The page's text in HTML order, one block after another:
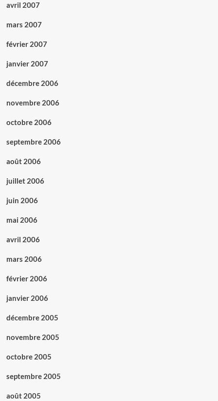
avril 2007
mars 2007
février 2007
janvier 2007
décembre 2006
novembre 2006
octobre 2006
septembre 2006
août 2006
juillet 2006
juin 2006
mai 2006
avril 2006
mars 2006
février 2006
janvier 2006
décembre 2005
novembre 2005
octobre 2005
septembre 2005
août 2005